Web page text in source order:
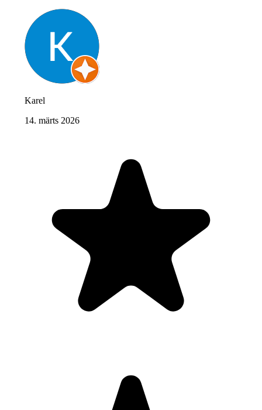
Karel
14. märts 2026